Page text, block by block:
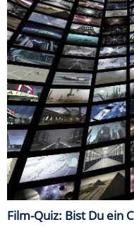
Film-Quiz: Bist Du ein